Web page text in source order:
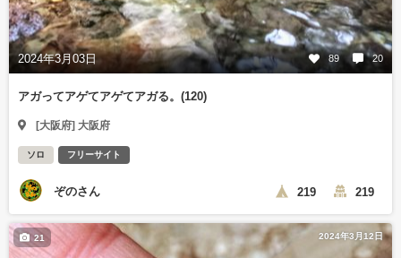
2024年3月03日 89 20
アガってアゲてアゲてアガる。(120)
[大阪府] 大阪府
ソロ フリーサイト
ぞのさん 219 219
2024年3月12日
21